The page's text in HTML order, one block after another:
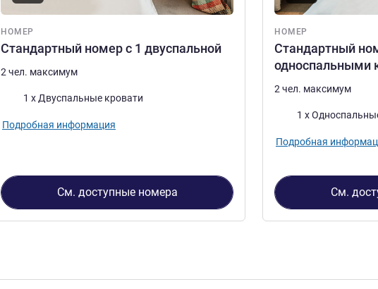
НОМЕР
Стандартный номер с 1 двуспальной
2 чел. максимум
Постель1 x Двуспальные кровати
Подробная информация
См. доступные номера
НОМЕР
Стандартный
односпальными
2 чел. максимум
Постель
1 x
Подробная
См.